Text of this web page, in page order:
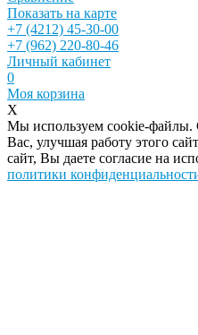
Показать на карте
+7 (4212) 45-30-00
+7 (962) 220-80-46
Личный кабинет
0
Моя корзина
X
Мы используем cookie-
Вас, улучшая работу этого
сайт, Вы даете согласие на
политики